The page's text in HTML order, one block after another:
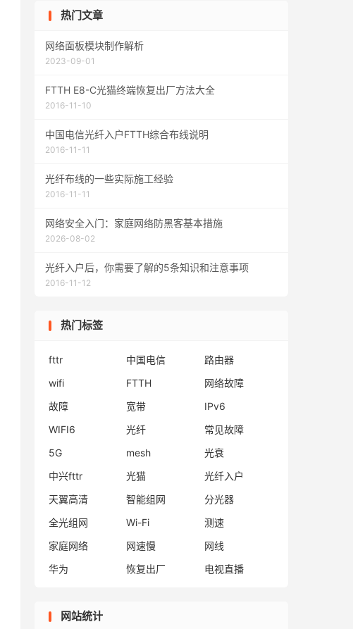
热门文章
网络面板模块制作解析
2023-09-01
FTTH E8-C光猫终端恢复出厂方法大全
2016-11-10
中国电信光纤入户FTTH综合布线说明
2016-11-11
光纤布线的一些实际施工经验
2016-11-11
网络安全入门：家庭网络防黑客基本措施
2026-08-02
光纤入户后，你需要了解的5条知识和注意事项
2016-11-12
热门标签
fttr 中国电信
路由器
wifi
FTTH
网络故障
故障
宽带
IPv6
WIFI6
光纤
常见故障
5G
mesh
光衰
中兴fttr
光猫
光纤入户
天翼高清
智能组网
分光器
全光组网
Wi-Fi
测速
家庭网络
网速慢
网线
华为
恢复出厂 电视直播
网站统计